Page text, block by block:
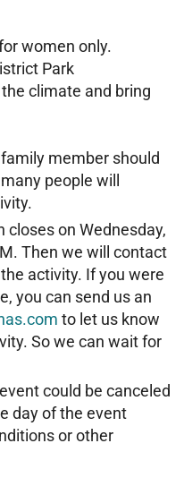
women only.
Park
climate and bring
member should
people will
closes on Wednesday,
Then we will contact
activity. If you were
you can send us an
to let us know
So we can wait for
could be canceled
day of the event
or other